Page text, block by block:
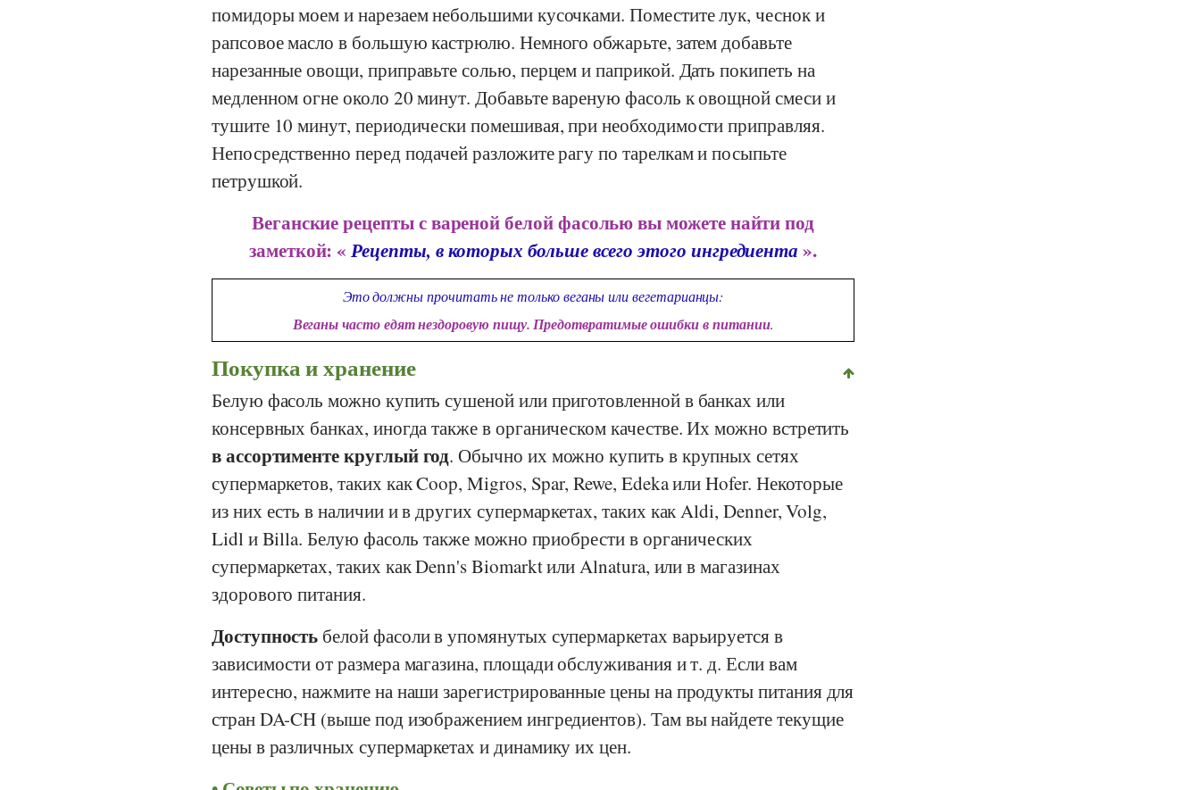
помидоры моем и нарезаем небольшими кусочками. Поместите лук, чеснок и
рапсовое масло в большую кастрюлю. Немного обжарьте, затем добавьте
нарезанные овощи, приправьте солью, перцем и паприкой. Дать покипеть на
медленном огне около 20 минут. Добавьте вареную фасоль к овощной смеси и
тушите 10 минут, периодически помешивая, при необходимости приправляя.
Непосредственно перед подачей разложите рагу по тарелкам и посыпьте
петрушкой.
Веганские рецепты с вареной белой фасолью вы можете найти под
заметкой: «Рецепты, в которых больше всего этого ингредиента ».
Это должны прочитать не только веганы или вегетарианцы:
Веганы часто едят нездоровую пищу. Предотвратимые ошибки в питании.
Покупка и хранение
Белую фасоль можно купить сушеной или приготовленной в банках или
консервных банках, иногда также в органическом качестве. Их можно встретить
в ассортименте круглый год. Обычно их можно купить в крупных сетях
супермаркетов, таких какCoop,Migros, Spar,Rewe, EdekaилиHofer. Некоторые
из них есть в наличии и в других супермаркетах, таких какAldi, Denner,Volg,
LidlиBilla. Белую фасоль также можно приобрести в органических
супермаркетах, таких какDenn's BiomarktилиAlnatura, или в магазинах
здорового питания.
Доступность белой фасоли в упомянутых супермаркетах варьируется в
зависимости от размера магазина, площади обслуживания и т. д. Если вам
интересно, нажмите на наши зарегистрированные цены на продукты питания для
стран DA-CH (выше под изображением ингредиентов). Там вы найдете текущие
цены в различных супермаркетах и динамику их цен.